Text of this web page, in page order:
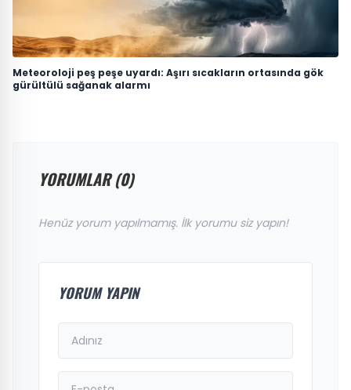
Meteoroloji peş peşe uyardı: Aşırı sıcakların ortasında gök
gürültülü sağanak alarmı
YORUMLAR (0)
Henüz yorum yapılmamış. İlk yorumu siz yapın!
YORUM YAPIN